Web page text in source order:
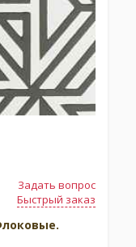
Задать вопрос
Быстрый заказ